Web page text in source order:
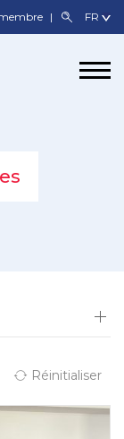
Réinitialiser